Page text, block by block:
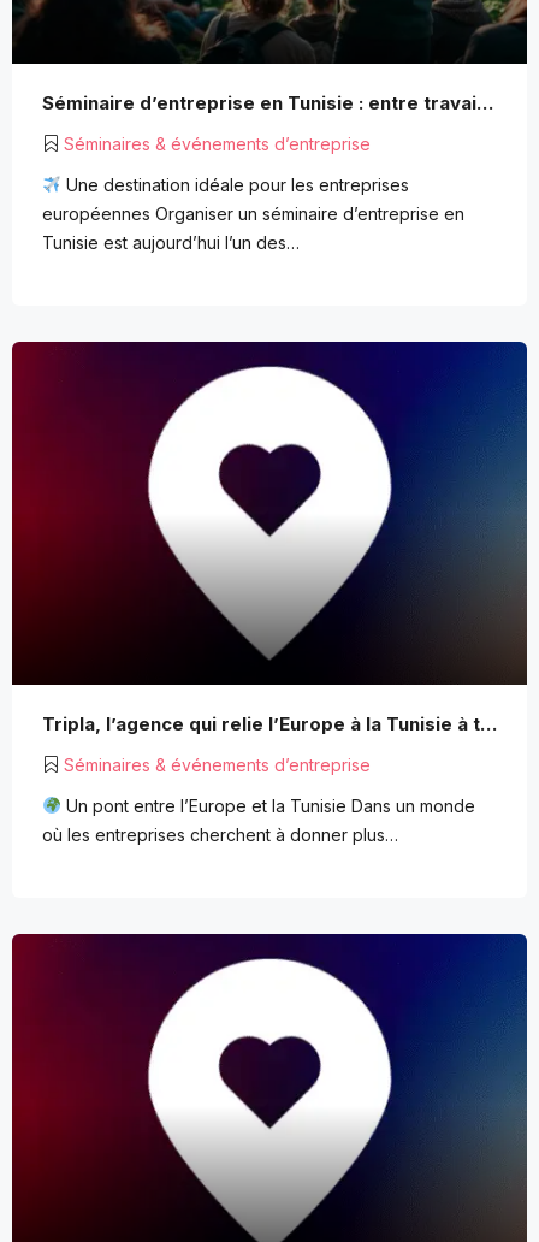
Séminaire d’entreprise en Tunisie : entre travail, détente et solidarité
Séminaires & événements d’entreprise
Une destination idéale pour les entreprises
européennes Organiser un séminaire d’entreprise en
Tunisie est aujourd’hui l’un des…
Tripla, l’agence qui relie l’Europe à la Tunisie à travers des séminaires et voyages d’entreprise solidaires
Séminaires & événements d’entreprise
Un pont entre l’Europe et la Tunisie Dans un monde
où les entreprises cherchent à donner plus…